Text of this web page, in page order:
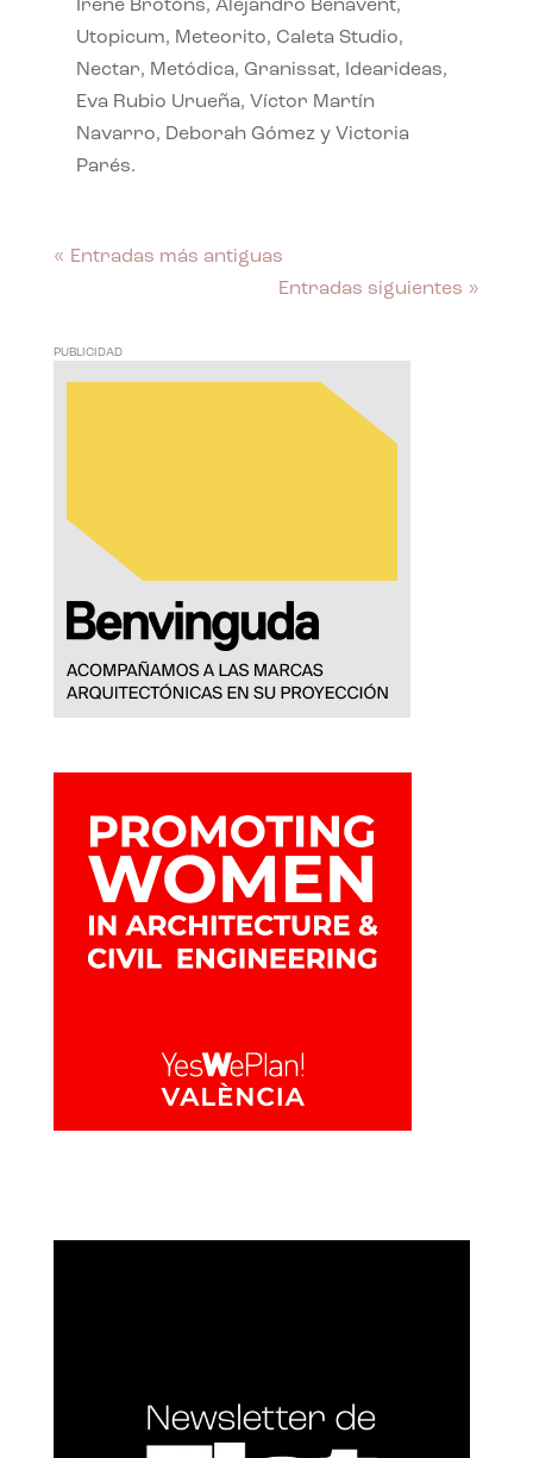
Irene Brotóns, Alejandro Benavent,
Utopicum, Meteorito, Caleta Studio,
Nectar, Metódica, Granissat, Idearideas,
Eva Rubio Urueña, Víctor Martín
Navarro, Deborah Gómez y Victoria
Parés.
« Entradas más antiguas
Entradas siguientes »
PUBLICIDAD